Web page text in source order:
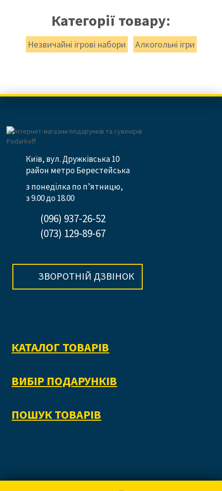
Категорії товару:
Незвичайні ігрові набори Алкогольні ігри
Київ, вул. Дружківська 10
район метро Берестейська
з понеділка по п’ятницю,
з 9.00 до 18.00
(096) 937-26-52
(073) 129-89-67
ЗВОРОТНІЙ ДЗВІНОК
КАТАЛОГ ТОВАРІВ
ВИБІР ПОДАРУНКІВ
ПОШУК ТОВАРІВ